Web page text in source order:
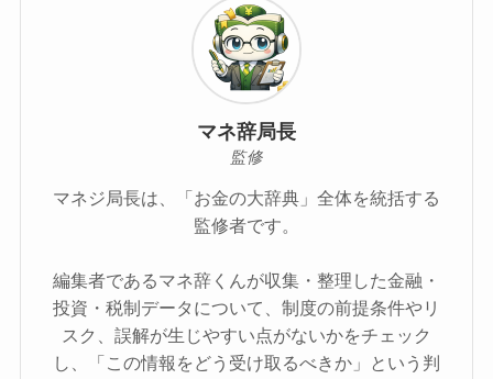
マネ辞局長
監修
マネジ局長は、「お金の大辞典」全体を統括する
監修者です。
編集者であるマネ辞くんが収集・整理した金融・
投資・税制データについて、制度の前提条件やリ
スク、誤解が生じやすい点がないかをチェック
し、「この情報をどう受け取るべきか」という判